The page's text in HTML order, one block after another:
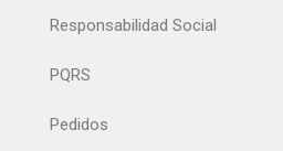
Responsabilidad Social
PQRS
Pedidos